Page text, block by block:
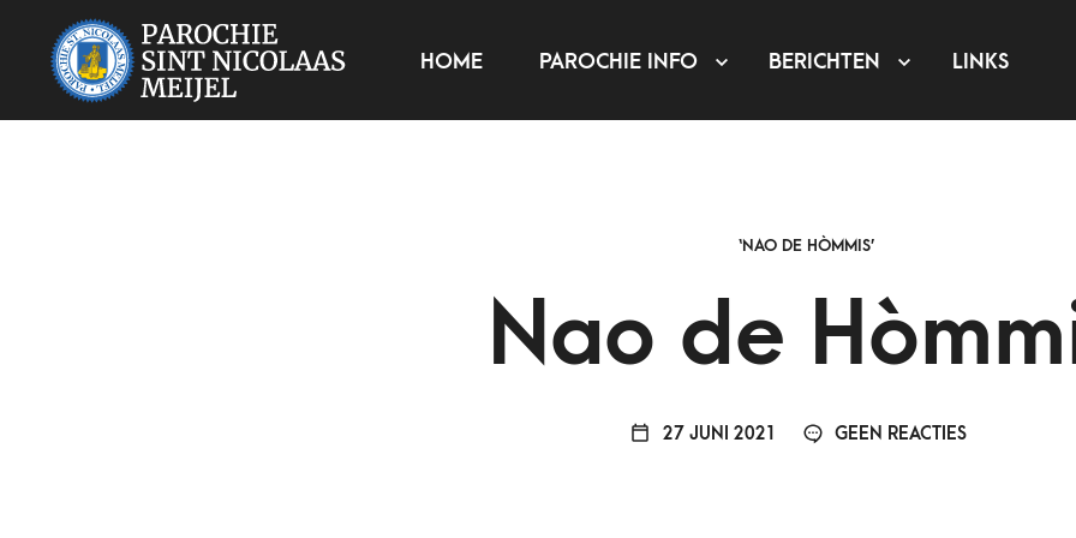
HOME PAROCHIE INFO BERICHTEN LINKS
‘NAO DE HÒMMIS’
Nao de
27 JUNI 2021 GEEN REACTIES